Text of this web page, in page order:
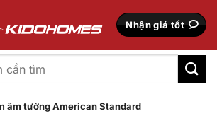
Nhận giá tốt
âm tường American Standard